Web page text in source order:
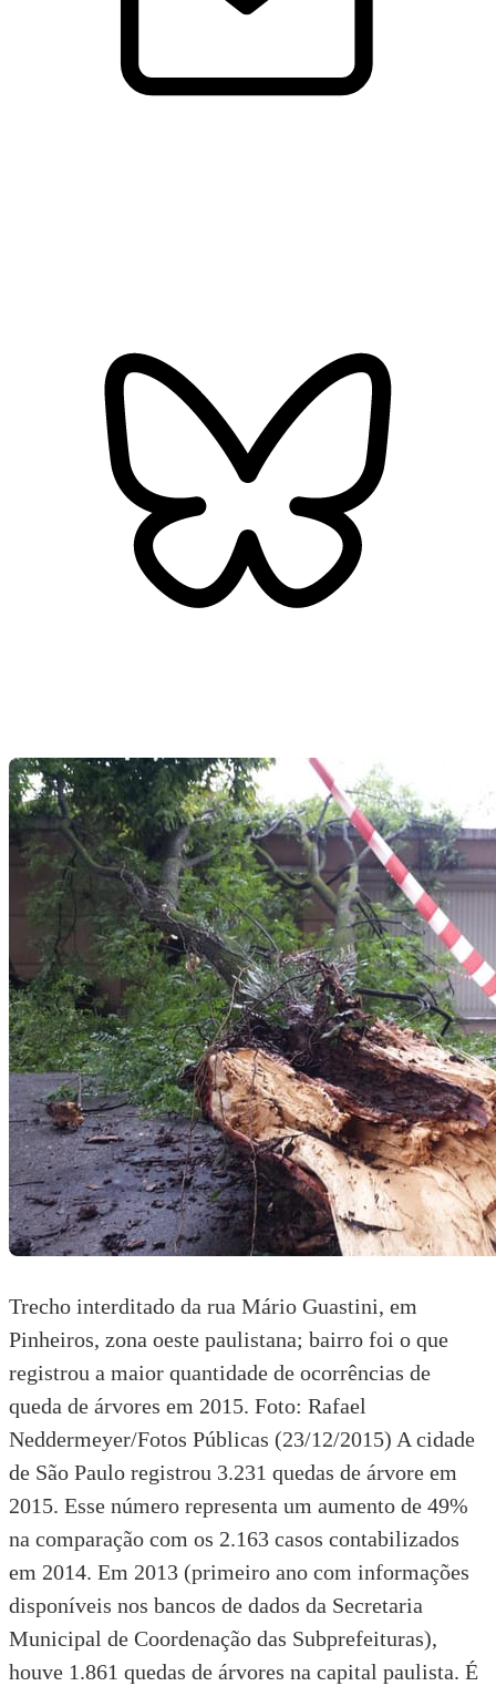
Trecho interditado da rua Mário Guastini, em
Pinheiros, zona oeste paulistana; bairro foi o que
registrou a maior quantidade de ocorrências de
queda de árvores em 2015. Foto: Rafael
Neddermeyer/Fotos Públicas (23/12/2015) A cidade
de São Paulo registrou 3.231 quedas de árvore em
2015. Esse número representa um aumento de 49%
na comparação com os 2.163 casos contabilizados
em 2014. Em 2013 (primeiro ano com informações
disponíveis nos bancos de dados da Secretaria
Municipal de Coordenação das Subprefeituras),
houve 1.861 quedas de árvores na capital paulista. É